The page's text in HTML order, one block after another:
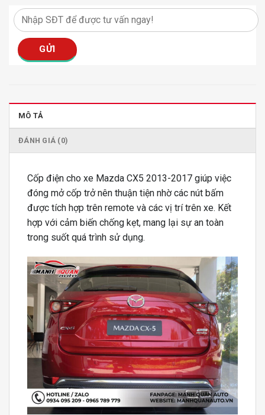
MÔ TẢ
ĐÁNH GIÁ (0)
Cốp điện cho xe Mazda CX5 2013-2017 giúp việc
đóng mở cốp trở nên thuận tiện nhờ các nút bấm
được tích hợp trên remote và các vị trí trên xe. Kết
hợp với cảm biến chống kẹt, mang lại sự an toàn
trong suốt quá trình sử dụng.